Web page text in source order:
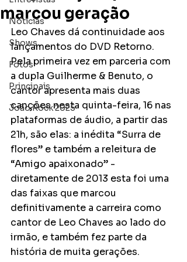
Notícias
Shows
Fotos
Principais
João Rock 2025
marcou geração
Leo Chaves dá continuidade aos
lançamentos do DVD Retorno.
Pela primeira vez em parceria com
a dupla Guilherme & Benuto, o
cantor apresenta mais duas
canções nesta quinta-feira, 16 nas
plataformas de áudio, a partir das
21h, são elas: a inédita “Surra de
flores” e também a releitura de
“Amigo apaixonado” -
diretamente de 2013 esta foi uma
das faixas que marcou
definitivamente a carreira como
cantor de Leo Chaves ao lado do
irmão, e também fez parte da
história de muita gerações.